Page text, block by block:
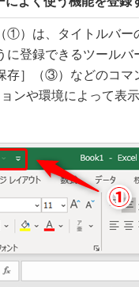
）は、タイトルバー
登録できるツールバ
］（③）などのコマ
ンや環境によって表